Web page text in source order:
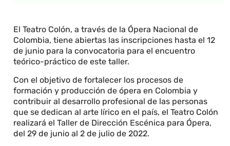
El Teatro Colón, a través de la Ópera Nacional de
Colombia, tiene abiertas las inscripciones hasta el 12
de junio para la convocatoria para el encuentro
teórico-práctico de este taller.
Con el objetivo de fortalecer los procesos de
formación y producción de ópera en Colombia y
contribuir al desarrollo profesional de las personas
que se dedican al arte lírico en el país, el Teatro Colón
realizará el Taller de Dirección Escénica para Ópera,
del 29 de junio al 2 de julio de 2022.